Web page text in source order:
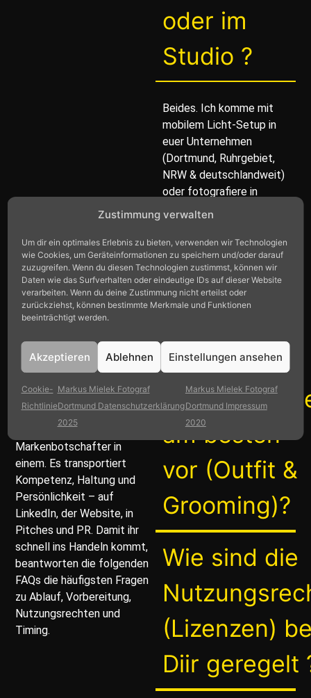
Zustimmung verwalten
Um dir ein optimales Erlebnis zu bieten, verwenden wir Technologien
wie Cookies, um Geräteinformationen zu speichern und/oder darauf
zuzugreifen. Wenn du diesen Technologien zustimmst, können wir
Daten wie das Surfverhalten oder eindeutige IDs auf dieser Website
verarbeiten. Wenn du deine Zustimmung nicht erteilst oder
zurückziehst, können bestimmte Merkmale und Funktionen
beeinträchtigt werden.
Akzeptieren Ablehnen Einstellungen ansehen
Cookie-
Richtlinie
Markus Mielek Fotograf
Dortmund Datenschutzerklärung
2025
Markus Mielek Fotograf
Dortmund Impressum
2020
Ein gutes Businessportrait
ist Vertrauensvorschuss,
Visitenkarte und
Markenbotschafter in
einem. Es transportiert
Kompetenz, Haltung und
Persönlichkeit – auf
LinkedIn, der Website, in
Pitches und PR. Damit ihr
schnell ins Handeln kommt,
beantworten die folgenden
FAQs die häufigsten Fragen
zu Ablauf, Vorbereitung,
Nutzungsrechten und
Timing.
oder im
Studio ?
Beides. Ich komme mit
mobilem Licht-Setup in
euer Unternehmen
(Dortmund, Ruhrgebiet,
NRW & deutschlandweit)
oder fotografiere in
meinem Fotostudio in
konsistente Headshots
und Set-Ups unabhängig
vom Wetter.
sich
am besten
vor (Outfit &
Grooming)?
Wie sind die
(Lizenzen)
Diir geregelt